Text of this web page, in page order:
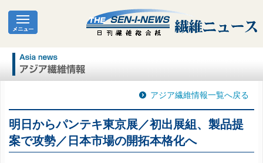
アジア繊維情報一覧へ戻る
明日からパンテキ東京展／初出展組、製品提
案で攻勢／日本市場の開拓本格化へ